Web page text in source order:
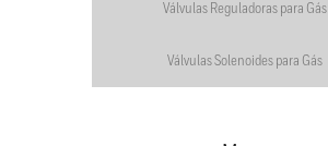
Válvulas Reguladoras para Gás
Válvulas Solenoides para Gás